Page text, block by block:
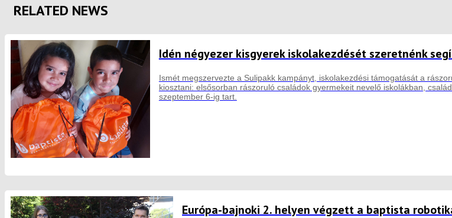
RELATED NEWS
Idén négyezer kisgyerek iskolakezdését szeretnénk
Ismét megszervezte a Sulipakk kampányt, iskolakezdési támogatását a
kiosztani: elsősorban rászoruló családok gyermekeit nevelő iskolákban,
szeptember 6-ig tart.
Európa-bajnoki 2. helyen végzett a baptista